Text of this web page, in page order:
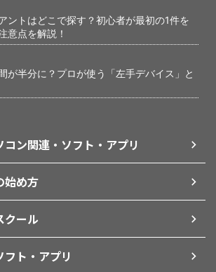
ントはどこで探す？初心者が最初の1件を
意点を解説！
が半分に？プロが使う「左手デバイス」と
コン関連・ソフト・アプリ
始め方
クール
ト・アプリ